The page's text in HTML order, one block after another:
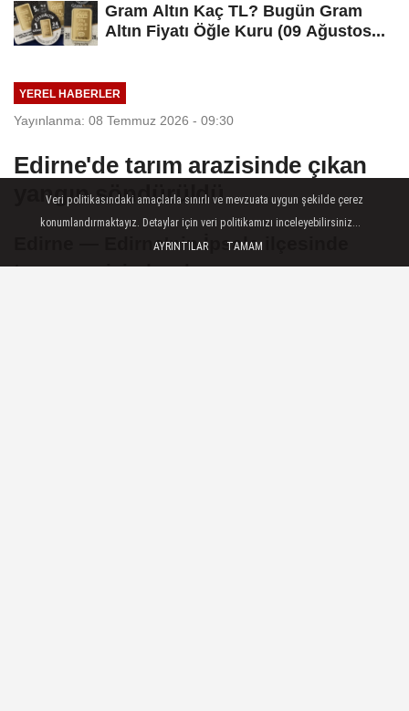
Gram Altın Kaç TL? Bugün Gram
Altın Fiyatı Öğle Kuru (09 Ağustos...
YEREL HABERLER
Yayınlanma: 08 Temmuz 2026 - 09:30
Edirne'de tarım arazisinde çıkan
yangın söndürüldü
Edirne — Edirne'nin İpsala ilçesinde
tarım arazisinde çıkan yangın
Veri politikasındaki amaçlarla sınırlı ve mevzuata uygun şekilde çerez
konumlandırmaktayız. Detaylar için veri politikamızı inceleyebilirsiniz...
AYRINTILAR
TAMAM